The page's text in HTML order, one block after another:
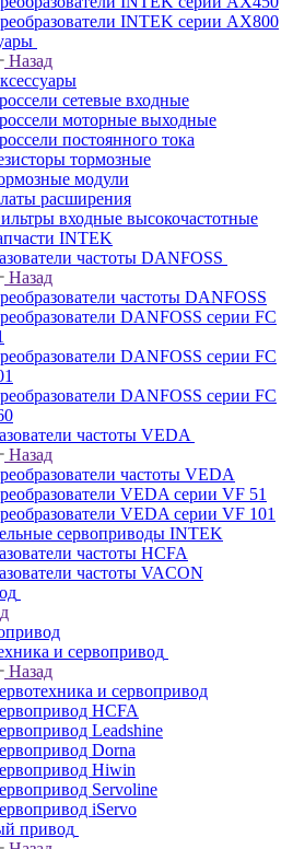
INTEK серии AX800
Назад
сетевые входные
моторные выходные
постоянного тока
тормозные
модули
расширения
входные высокочастотные
INTEK
частоты DANFOSS
Назад
частоты DANFOSS
DANFOSS серии FC
DANFOSS серии FC
DANFOSS серии FC
частоты VEDA
Назад
частоты VEDA
VEDA серии VF 51
VEDA серии VF 101
сервоприводы INTEK
частоты HCFA
частоты VACON
и сервопривод
Назад
и сервопривод
HCFA
Leadshine
Dorna
Hiwin
Servoline
iServo
привод